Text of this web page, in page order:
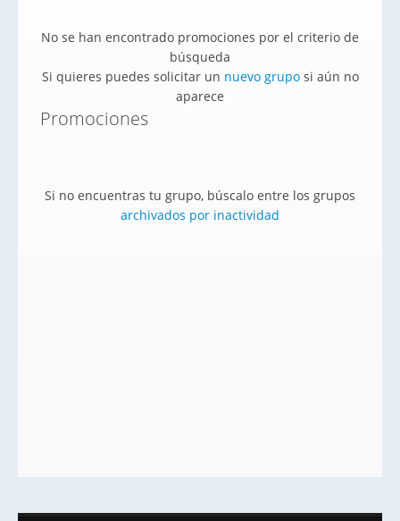
No se han encontrado promociones por el criterio de
búsqueda
Si quieres puedes solicitar un nuevo gruposi aún no
aparece
Promociones
Si no encuentras tu grupo, búscalo entre los grupos
archivados por inactividad